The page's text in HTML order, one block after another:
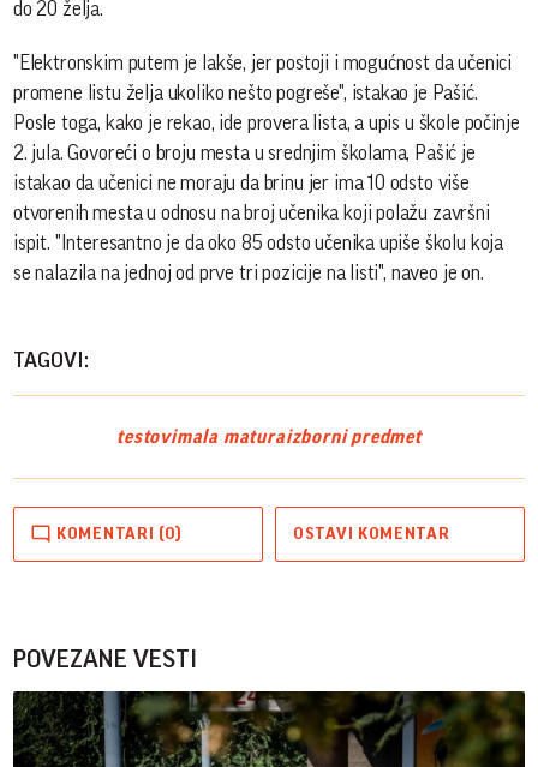
do 20 želja.
"Elektronskim putem je lakše, jer postoji i mogućnost da učenici
promene listu želja ukoliko nešto pogreše", istakao je Pašić.
Posle toga, kako je rekao, ide provera lista, a upis u škole počinje
2. jula. Govoreći o broju mesta u srednjim školama, Pašić je
istakao da učenici ne moraju da brinu jer ima 10 odsto više
otvorenih mesta u odnosu na broj učenika koji polažu završni
ispit. "Interesantno je da oko 85 odsto učenika upiše školu koja
se nalazila na jednoj od prve tri pozicije na listi", naveo je on.
TAGOVI:
testovimala maturaizborni predmet
KOMENTARI (0) OSTAVI KOMENTAR
POVEZANE VESTI